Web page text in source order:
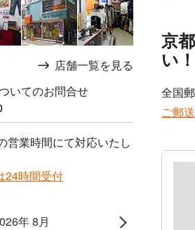
店舗一覧を見る
いてのお問合せ
営業時間にて対応いたし
24時間受付
年 8月
京
い！
全国
ご郵